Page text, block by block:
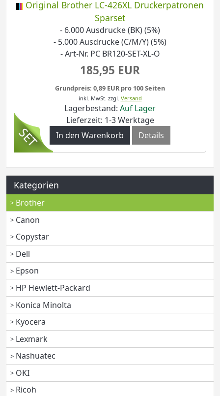
Original Brother LC-426XL Druckerpatronen
Sparset
- 6.000 Ausdrucke (BK) (5%)
- 5.000 Ausdrucke (C/M/Y) (5%)
- Art-Nr. PC BR120-SET-XL-O
185,95 EUR
Grundpreis: 0,89 EUR pro 100 Seiten
inkl. MwSt. zzgl. Versand
Lagerbestand: Auf Lager
Lieferzeit: 1-3 Werktage
In den Warenkorb
Details
Kategorien
Brother
Canon
Copystar
Dell
Epson
HP Hewlett-Packard
Konica Minolta
Kyocera
Lexmark
Nashuatec
OKI
Ricoh